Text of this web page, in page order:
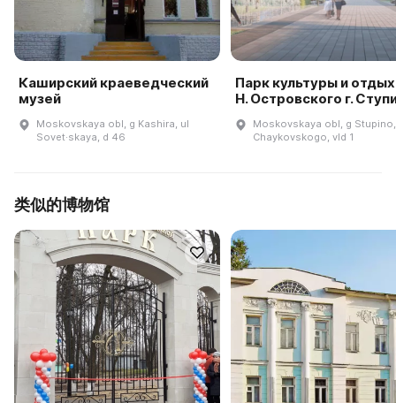
Каширский краеведческий
музей
Moskovskaya obl, g Kashira, ul
Sovet·skaya, d 46
Парк культуры и
Н. Островского г.
Moskovskaya obl, g
Chaykovskogo, vld 1
类似的博物馆